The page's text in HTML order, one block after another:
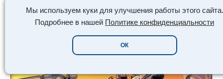
Мы используем куки для улучшения работы этого сайта.
Подробнее в нашей Политике конфиденциальности
ОК